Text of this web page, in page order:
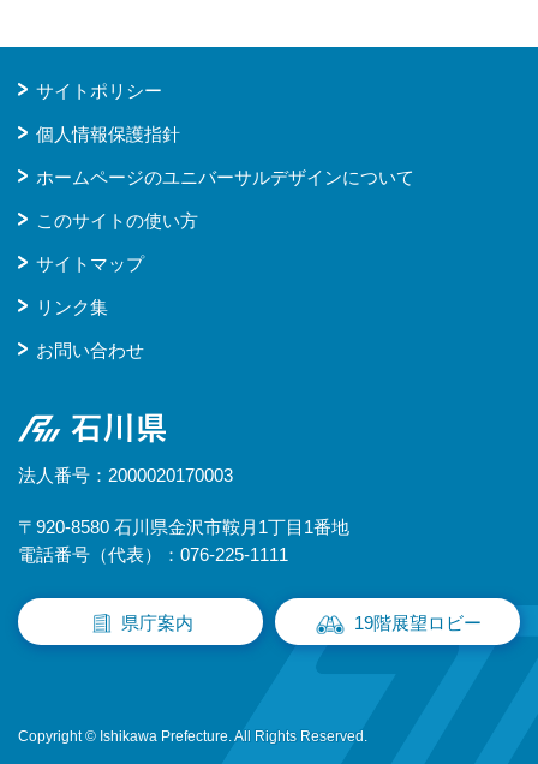
サイトポリシー
個人情報保護指針
ホームページのユニバーサルデザインについて
このサイトの使い方
サイトマップ
リンク集
お問い合わせ
石川県
法人番号：2000020170003
〒920-8580 石川県金沢市鞍月1丁目1番地
電話番号（代表）：076-225-1111
県庁案内 19階展望ロビー
Copyright © Ishikawa Prefecture. All Rights Reserved.